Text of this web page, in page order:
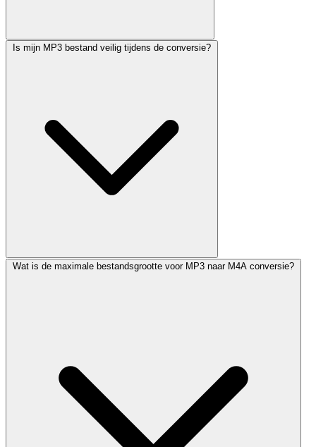
Is mijn MP3 bestand veilig tijdens de conversie?
Wat is de maximale bestandsgrootte voor MP3 naar M4A conversie?